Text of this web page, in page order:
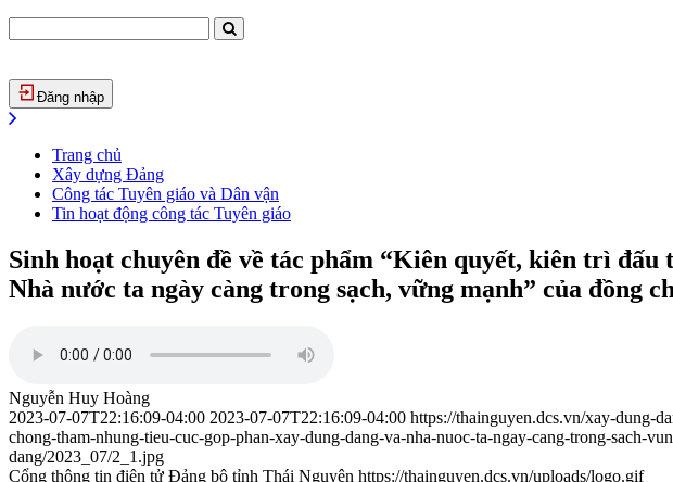
Đăng nhập
Trang chủ
Xây dựng Đảng
Công tác Tuyên giáo và Dân vận
Tin hoạt động công tác Tuyên giáo
Sinh hoạt chuyên đề về tác phẩm “Kiên quyết, kiên trì
Nhà nước ta ngày càng trong sạch, vững mạnh” của đồng
Nguyễn Huy Hoàng
2023-07-07T22:16:09-04:00 2023-07-07T22:16:09-04:00 https://thainguyen.dcs.vn/xay-dung-
chong-tham-nhung-tieu-cuc-gop-phan-xay-dung-dang-va-nha-nuoc-ta-ngay-cang-trong-sach-
dang/2023_07/2_1.jpg
Cổng thông tin điện tử Đảng bộ tỉnh Thái Nguyên https://thainguyen.dcs.vn/uploads/logo.gif